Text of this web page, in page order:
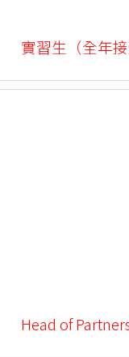
實習生（全年接
Head of